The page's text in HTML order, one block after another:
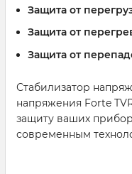
Защита от
Защита от
Защита от
Стабилизатор
напряжения Forte
защиту ваших
современным